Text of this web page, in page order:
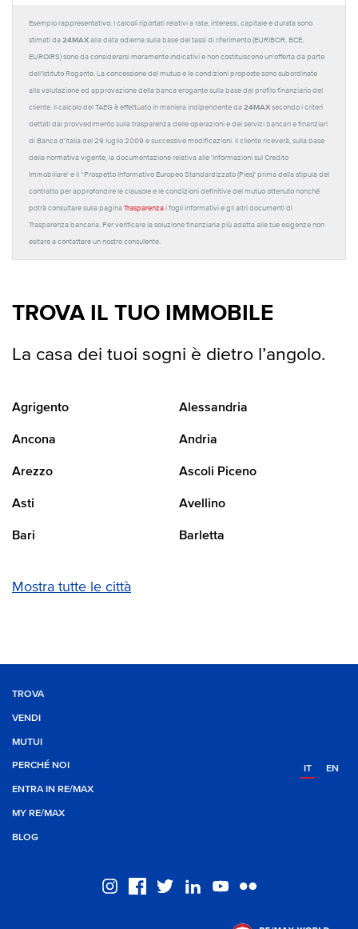
Esempio rappresentativo: I calcoli riportati relativi a rate, interessi, capitale e durata sono
stimati da 24MAX alla data odierna sulla base dei tassi di riferimento (EURIBOR, BCE,
EUROIRS) sono da considerarsi meramente indicativi e non costituiscono un'offerta da parte
dell'Istituto Rogante. La concessione del mutuo e le condizioni proposte sono subordinate
alla valutazione ed approvazione della banca erogante sulla base del profilo finanziario del
cliente. Il calcolo del TAEG è effettuato in maniera indipendente da 24MAX secondo i criteri
dettati dal provvedimento sulla trasparenza delle operazioni e dei servizi bancari e finanziari
di Banca d'Italia del 29 luglio 2009 e successive modificazioni. Il cliente riceverà, sulla base
della normativa vigente, la documentazione relativa alle 'Informazioni sul Credito
Immobiliare' e il “Prospetto Informativo Europeo Standardizzato (Pies)' prima della stipula del
contratto per approfondire le clausole e le condizioni definitive del mutuo ottenuto nonché
potrà consultare sulla pagina Trasparenza i fogli informativi e gli altri documenti di
Trasparenza bancaria. Per verificare la soluzione finanziaria più adatta alle tue esigenze non
esitare a contattare un nostro consulente.
TROVA IL TUO IMMOBILE
La casa dei tuoi sogni è dietro l’angolo.
Agrigento Alessandria
Ancona Andria
Arezzo Ascoli Piceno
Asti Avellino
Bari Barletta
Mostra tutte le città
TROVA
VENDI
MUTUI
PERCHÉ NOI
ENTRA IN RE/MAX
MY RE/MAX
BLOG
IT EN